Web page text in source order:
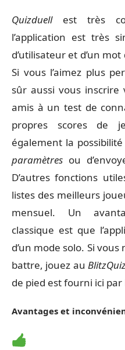
Quizduellest très
l’application est très
d’utilisateur et d’un
Si vous l’aimez plus
sûr aussi vous inscrire
amis à un test de
propres scores de
également la
paramètres ou
D’autres fonctions
listes des meilleurs
mensuel. Un
classique est que
d’un mode solo. Si vous
battre, jouez au
de pied est fourni ici par
Avantages et